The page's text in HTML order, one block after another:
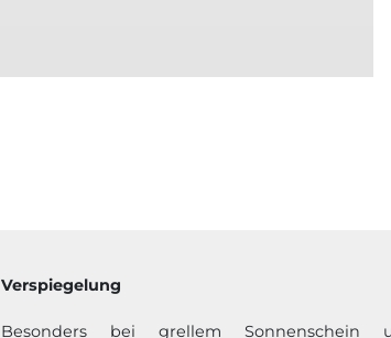
Verspiegelung
Besonders bei grellem Sonnenschein